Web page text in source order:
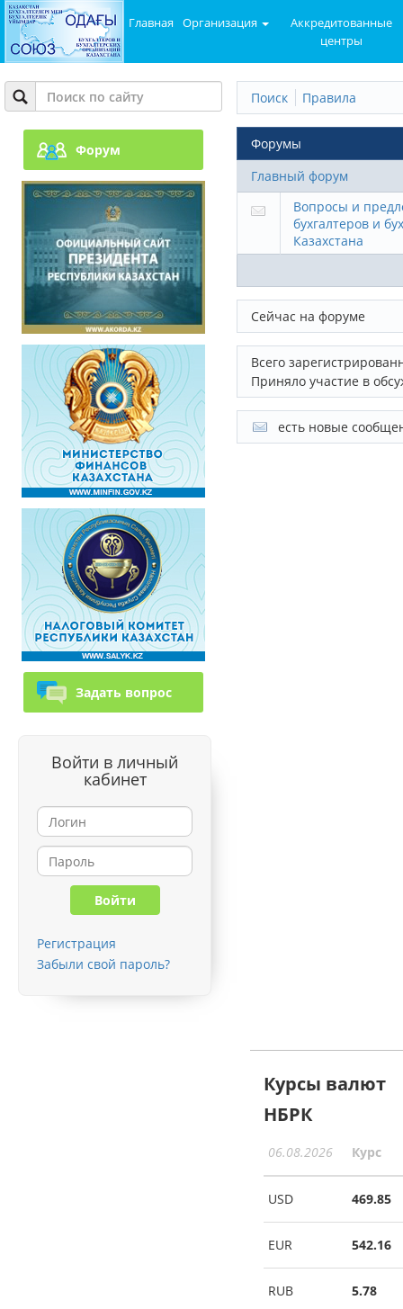
Главная Организация
Аккредитованные
центры
Форум
Задать вопрос
Войти в личный
кабинет
Регистрация
Забыли свой пароль?
Поиск Правила
Форумы
Главный форум
Вопросы и
бухгалтеров и
Казахстана
Сейчас на форуме
Всего
Приняло участие в
есть новые
Курсы валют
НБРК
06.08.2026 Курс
USD 469.85
EUR 542.16
RUB 5.78